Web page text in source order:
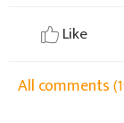
Like
All comments